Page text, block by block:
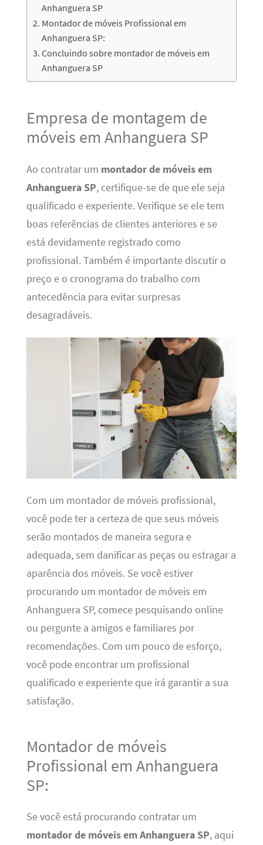
Anhanguera SP
Montador de móveis Profissional em
Anhanguera SP:
Concluindo sobre montador de móveis em
Anhanguera SP
Empresa de montagem de
móveis em Anhanguera SP
Ao contratar um montador de móveis em
Anhanguera SP, certifique-se de que ele seja
qualificado e experiente. Verifique se ele tem
boas referências de clientes anteriores e se
está devidamente registrado como
profissional. Também é importante discutir o
preço e o cronograma do trabalho com
antecedência para evitar surpresas
desagradáveis.
Com um montador de móveis profissional,
você pode ter a certeza de que seus móveis
serão montados de maneira segura e
adequada, sem danificar as peças ou estragar a
aparência dos móveis. Se você estiver
procurando um montador de móveis em
Anhanguera SP, comece pesquisando online
ou pergunte a amigos e familiares por
recomendações. Com um pouco de esforço,
você pode encontrar um profissional
qualificado e experiente que irá garantir a sua
satisfação.
Montador de móveis
Profissional em Anhanguera
SP:
Se você está procurando contratar um
montador de móveis em Anhanguera SP, aqui